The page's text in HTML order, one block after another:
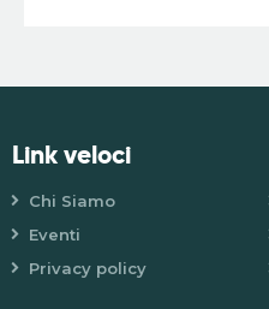
Link veloci
Chi Siamo
Eventi
Privacy policy